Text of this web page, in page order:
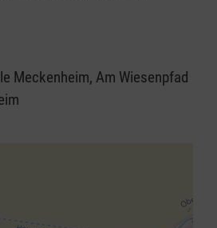
Meckenheim, Am Wiesenpfad